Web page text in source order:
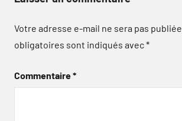
Votre adresse e-mail ne sera pas publiée.
obligatoires sont indiqués avec*
Commentaire*